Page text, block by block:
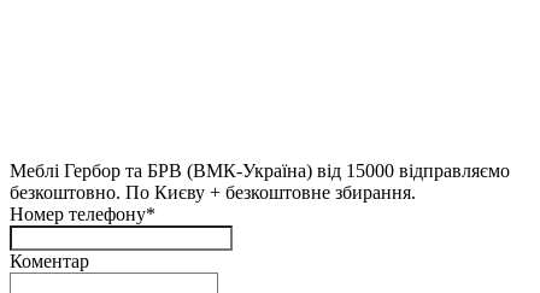
Меблі Гербор та БРВ (ВМК-Україна) від 15000 відправляємо
безкоштовно. По Києву + безкоштовне збирання.
Номер телефону*
Коментар